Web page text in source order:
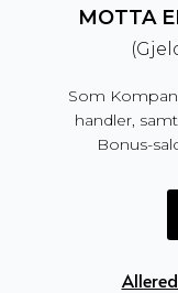
MOTTA
Som
handler,
Bonus-